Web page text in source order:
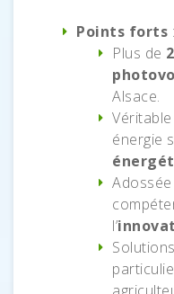
Points forts :
Plus de
Alsace.
Véritable
énergie
l’